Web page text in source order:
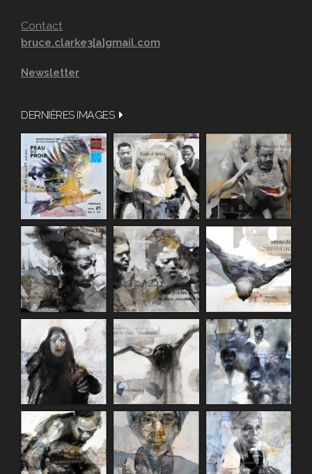
Contact
bruce.clarke3[a]gmail.com
Newsletter
DERNIÈRES IMAGES